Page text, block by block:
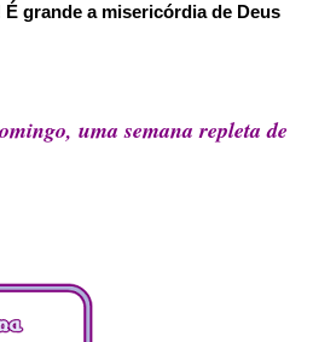
grande a misericórdia de Deus
uma semana repleta de